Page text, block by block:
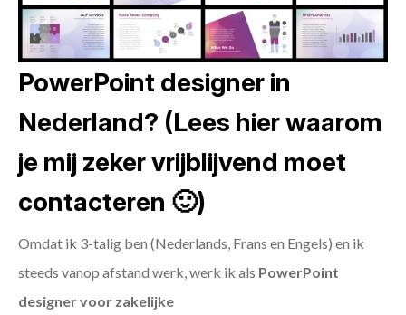
PowerPoint designer in
Nederland? (Lees hier waarom
je mij zeker vrijblijvend moet
contacteren 🙂)
Omdat ik 3-talig ben (Nederlands, Frans en Engels) en ik
steeds vanop afstand werk, werk ik als PowerPoint
designer voor zakelijke